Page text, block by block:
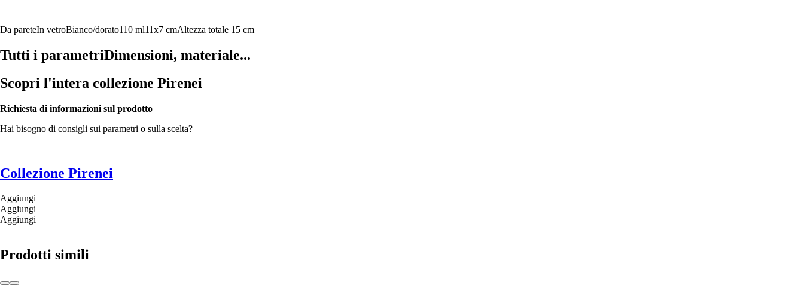
Da pareteIn vetroBianco/dorato110 ml11x7 cmAltezza totale 15 cm
Tutti i parametriDimensioni, materiale...
Scopri l'intera collezione Pirenei
Richiesta di informazioni sul prodotto
Hai bisogno di consigli sui parametri o sulla scelta?
Collezione Pirenei
Aggiungi
Aggiungi
Aggiungi
Prodotti simili